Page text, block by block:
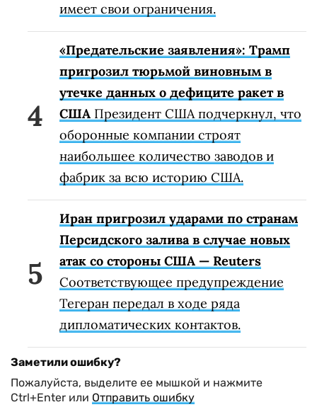
имеет свои ограничения.
«Предательские заявления»: Трамп
пригрозил тюрьмой виновным в
утечке данных о дефиците ракет в
США Президент США подчеркнул, что
оборонные компании строят
наибольшее количество заводов и
фабрик за всю историю США.
Иран пригрозил ударами по странам
Персидского залива в случае новых
атак со стороны США — Reuters
Соответствующее предупреждение
Тегеран передал в ходе ряда
дипломатических контактов.
Заметили ошибку?
Пожалуйста, выделите ее мышкой и нажмите
Ctrl+Enter или Отправить ошибку